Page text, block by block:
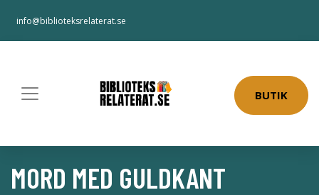
info@biblioteksrelaterat.se
BUTIK
MORD MED GULDKANT